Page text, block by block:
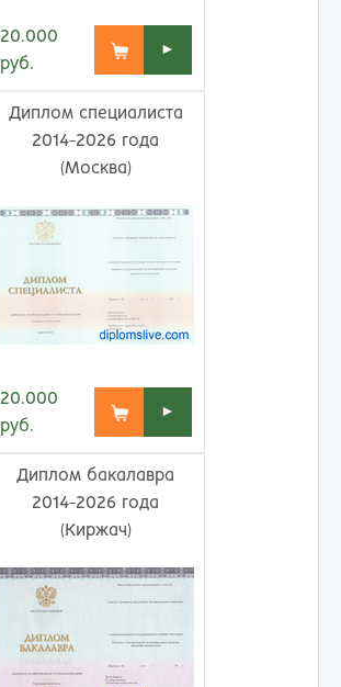
20.000
руб.
►
Диплом специалиста
2014-2026 года
(Москва)
20.000
руб.
►
Диплом бакалавра
2014-2026 года
(Киржач)